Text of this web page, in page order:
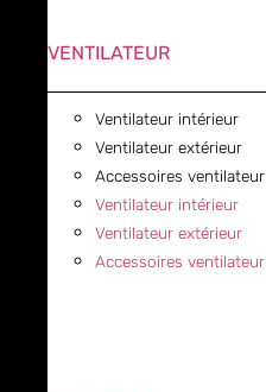
VENTILATEUR
Ventilateur intérieur
Ventilateur extérieur
Accessoires ventilateur
Ventilateur intérieur
Ventilateur extérieur
Accessoires ventilateur